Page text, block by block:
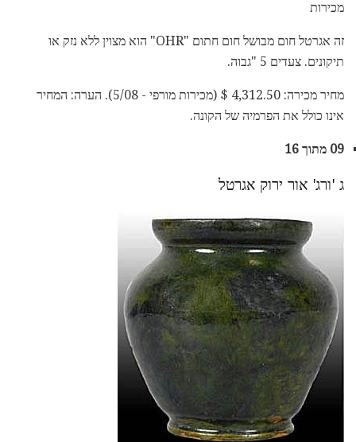
מכירות
זה אגרטל חום מבושל חום חתום "OHR" הוא מצוין ללא נזק או
תיקונים. צעדים 5 "גבוה.
מחיר מכירה: 4,312.50 $ (מכירות מורפי - 5/08). הערה: המחיר
אינו כולל את הפרמיה של הקונה.
09 מתוך 16
ג 'ורג' אור ירוק אגרטל